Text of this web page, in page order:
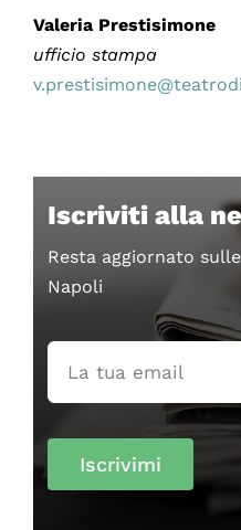
Valeria Prestisimone
ufficio stampa
Iscriviti alla
Resta aggiornato
Napoli
Iscrivimi